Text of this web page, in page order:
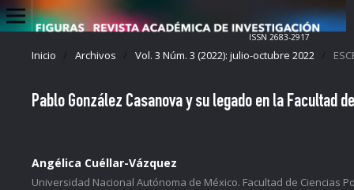
ISSN 2683-2917
Inicio / Archivos / Vol. 3 Núm. 3 (2022): julio-octubre 2022 /
Pablo González Casanova y su legado en la Facultad
Angélica Cuéllar-Vázquez
Universidad Nacional Autónoma de México. Facultad de Ciencias